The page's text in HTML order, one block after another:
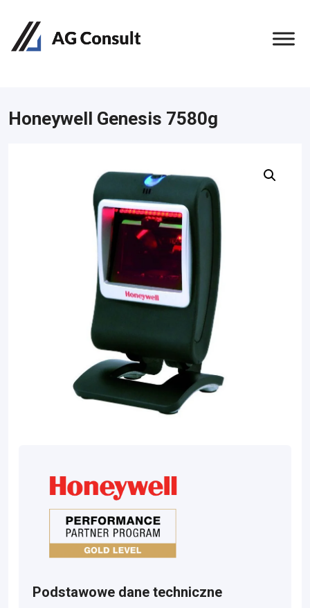
Honeywell Genesis 7580g
Podstawowe dane techniczne